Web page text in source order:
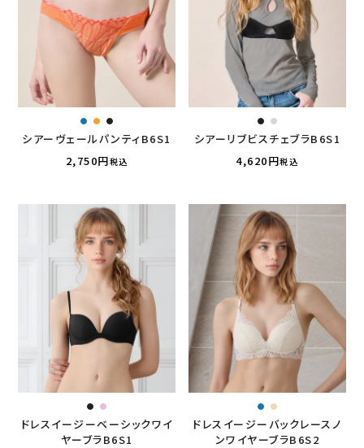
シアーヴェールパンティB6S1
2,750
税込
シアーリブビスチェブラB6S1
4,620
税込
ドレスイージーベーシックワイ
ヤーブラB6S1
ドレスイージーバックレースノ
ンワイヤーブラB6S2